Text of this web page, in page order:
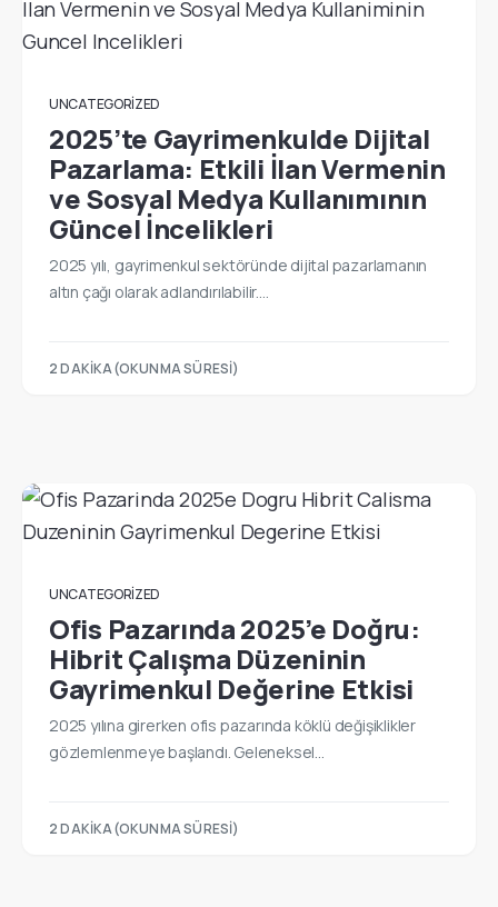
UNCATEGORIZED
2025’te Gayrimenkulde Dijital
Pazarlama: Etkili İlan Vermenin
ve Sosyal Medya Kullanımının
Güncel İncelikleri
2025 yılı, gayrimenkul sektöründe dijital pazarlamanın
altın çağı olarak adlandırılabilir.…
2 DAKIKA(OKUNMA SÜRESI)
UNCATEGORIZED
Ofis Pazarında 2025’e Doğru:
Hibrit Çalışma Düzeninin
Gayrimenkul Değerine Etkisi
2025 yılına girerken ofis pazarında köklü değişiklikler
gözlemlenmeye başlandı. Geleneksel…
2 DAKIKA(OKUNMA SÜRESI)